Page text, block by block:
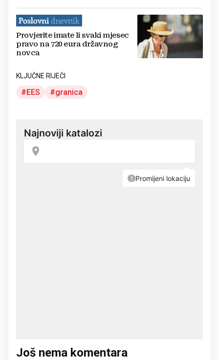
Provjerite imate li svaki mjesec
pravo na 720 eura državnog
novca
KLJUČNE RIJEČI
EES granica
Još nema komentara